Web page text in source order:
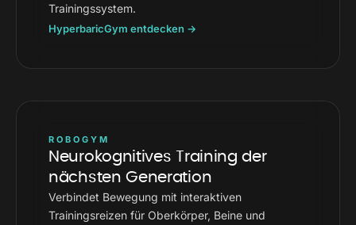
Trainingssystem.
HyperbaricGym entdecken →
ROBOGYM
Neurokognitives Training der
nächsten Generation
Verbindet Bewegung mit interaktiven
Trainingsreizen für Oberkörper, Beine und